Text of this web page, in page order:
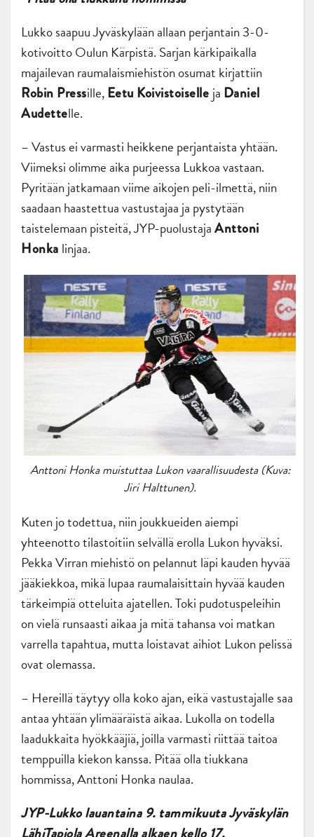
Lukko saapuu Jyväskylään allaan perjantain 3-0-
kotivoitto Oulun Kärpistä. Sarjan kärkipaikalla
majailevan raumalaismiehistön osumat kirjattiin
Robin Pressille,Eetu Koivistoiselle ja Daniel
Audettelle.
– Vastus ei varmasti heikkene perjantaista yhtään.
Viimeksi olimme aika purjeessa Lukkoa vastaan.
Pyritään jatkamaan viime aikojen peli-ilmettä, niin
saadaan haastettua vastustajaa ja pystytään
taistelemaan pisteitä, JYP-puolustajaAnttoni
Honka linjaa.
Anttoni Honka muistuttaa Lukon vaarallisuudesta (Kuva:
Jiri Halttunen).
Kuten jo todettua, niin joukkueiden aiempi
yhteenotto tilastoitiin selvällä erolla Lukon hyväksi.
Pekka Virranmiehistö on pelannut läpi kauden hyvää
jääkiekkoa, mikä lupaa raumalaisittain hyvää kauden
tärkeimpiä otteluita ajatellen. Toki pudotuspeleihin
on vielä runsaasti aikaa ja mitä tahansa voi matkan
varrella tapahtua, mutta loistavat aihiot Lukon pelissä
ovat olemassa.
– Hereillä täytyy olla koko ajan, eikä vastustajalle saa
antaa yhtään ylimääräistä aikaa. Lukolla on todella
laadukkaita hyökkääjiä, joilla varmasti riittää taitoa
temppuilla kiekon kanssa. Pitää olla tiukkana
hommissa, Anttoni Honka naulaa.
JYP-Lukko lauantaina 9. tammikuuta Jyväskylän
LähiTapiola Areenalla alkaen kello 17.